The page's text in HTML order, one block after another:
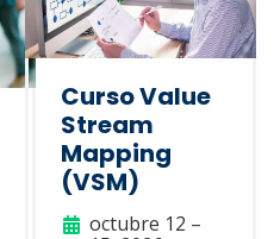
Curso Value
Stream
Mapping
(VSM)
octubre 12 –